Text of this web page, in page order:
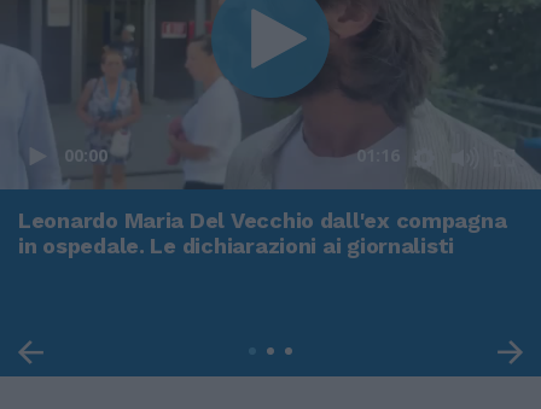
00:00 01:16
Leonardo Maria Del Vecchio dall'ex compagna
in ospedale. Le dichiarazioni ai giornalisti